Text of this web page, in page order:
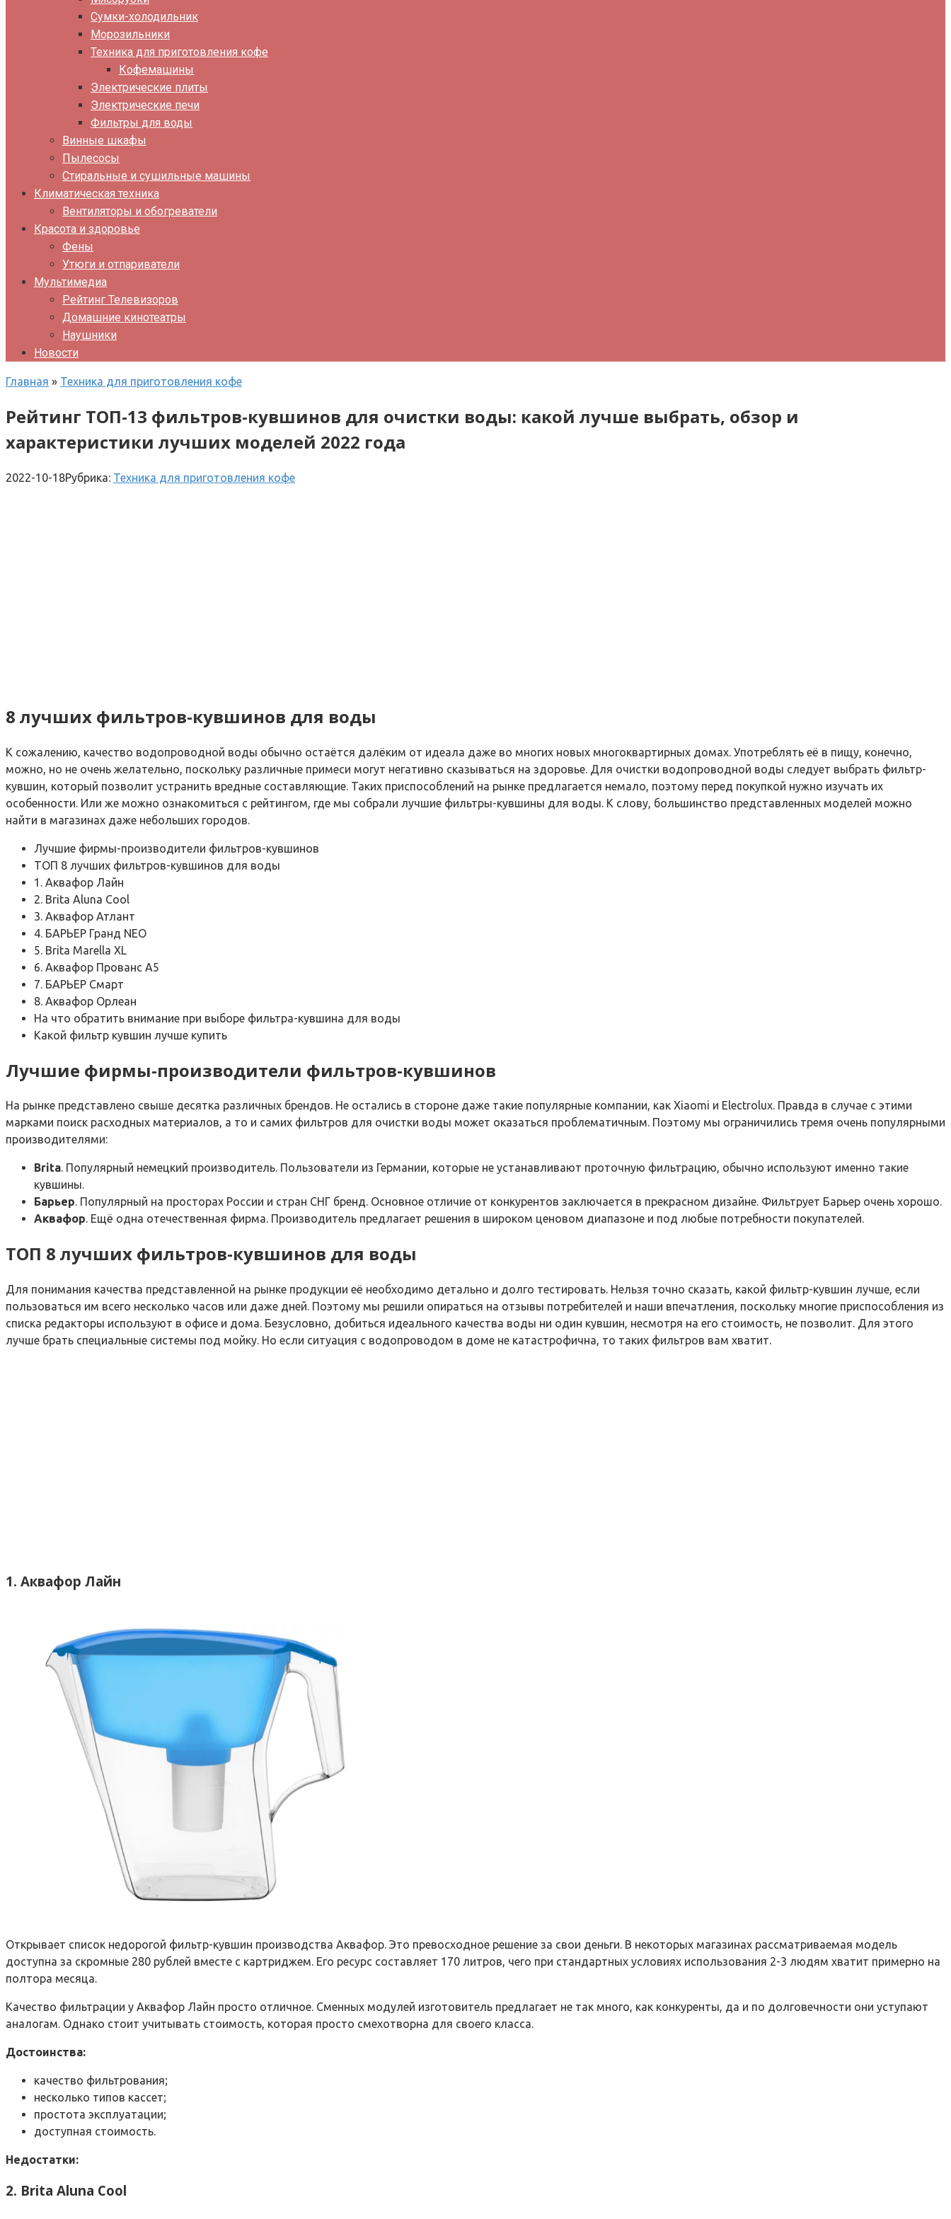
Сумки-холодильник
Морозильники
Техника для приготовления кофе
Кофемашины
Электрические плиты
Электрические печи
Фильтры для воды
Винные шкафы
Пылесосы
Стиральные и сушильные машины
Климатическая техника
Вентиляторы и обогреватели
Красота и здоровье
Фены
Утюги и отпариватели
Мультимедиа
Рейтинг Телевизоров
Домашние кинотеатры
Наушники
Новости
Главная » Техника для приготовления кофе
Рейтинг ТОП-13 фильтров-кувшинов для очистки воды: какой лучше выбрать, обзор и
характеристики лучших моделей 2022 года
2022-10-18Рубрика: Техника для приготовления кофе
8 лучших фильтров-кувшинов для воды
К сожалению, качество водопроводной воды обычно остаётся далёким от идеала даже во многих новых многоквартирных домах. Употреблять её в пищу, конечно,
можно, но не очень желательно, поскольку различные примеси могут негативно сказываться на здоровье. Для очистки водопроводной воды следует выбрать фильтр-
кувшин, который позволит устранить вредные составляющие. Таких приспособлений на рынке предлагается немало, поэтому перед покупкой нужно изучать их
особенности. Или же можно ознакомиться с рейтингом, где мы собрали лучшие фильтры-кувшины для воды. К слову, большинство представленных моделей можно
найти в магазинах даже небольших городов.
Лучшие фирмы-производители фильтров-кувшинов
ТОП 8 лучших фильтров-кувшинов для воды
1. Аквафор Лайн
2. Brita Aluna Cool
3. Аквафор Атлант
4. БАРЬЕР Гранд NEO
5. Brita Marella XL
6. Аквафор Прованс А5
7. БАРЬЕР Смарт
8. Аквафор Орлеан
На что обратить внимание при выборе фильтра-кувшина для воды
Какой фильтр кувшин лучше купить
Лучшие фирмы-производители фильтров-кувшинов
На рынке представлено свыше десятка различных брендов. Не остались в стороне даже такие популярные компании, как Xiaomi и Electrolux. Правда в случае с этими
марками поиск расходных материалов, а то и самих фильтров для очистки воды может оказаться проблематичным. Поэтому мы ограничились тремя очень популярными
производителями:
Brita. Популярный немецкий производитель. Пользователи из Германии, которые не устанавливают проточную фильтрацию, обычно используют именно такие
кувшины.
Барьер. Популярный на просторах России и стран СНГ бренд. Основное отличие от конкурентов заключается в прекрасном дизайне. Фильтрует Барьер очень хорошо.
Аквафор. Ещё одна отечественная фирма. Производитель предлагает решения в широком ценовом диапазоне и под любые потребности покупателей.
ТОП 8 лучших фильтров-кувшинов для воды
Для понимания качества представленной на рынке продукции её необходимо детально и долго тестировать. Нельзя точно сказать, какой фильтр-кувшин лучше, если
пользоваться им всего несколько часов или даже дней. Поэтому мы решили опираться на отзывы потребителей и наши впечатления, поскольку многие приспособления из
списка редакторы используют в офисе и дома. Безусловно, добиться идеального качества воды ни один кувшин, несмотря на его стоимость, не позволит. Для этого
лучше брать специальные системы под мойку. Но если ситуация с водопроводом в доме не катастрофична, то таких фильтров вам хватит.
1. Аквафор Лайн
Открывает список недорогой фильтр-кувшин производства Аквафор. Это превосходное решение за свои деньги. В некоторых магазинах рассматриваемая модель
доступна за скромные 280 рублей вместе с картриджем. Его ресурс составляет 170 литров, чего при стандартных условиях использования 2-3 людям хватит примерно на
полтора месяца.
Качество фильтрации у Аквафор Лайн просто отличное. Сменных модулей изготовитель предлагает не так много, как конкуренты, да и по долговечности они уступают
аналогам. Однако стоит учитывать стоимость, которая просто смехотворна для своего класса.
Достоинства:
качество фильтрования;
несколько типов кассет;
простота эксплуатации;
доступная стоимость.
Недостатки:
2. Brita Aluna Cool